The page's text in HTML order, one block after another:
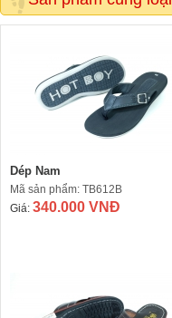
Dép Nam
Mã sản phẩm: TB612B
Giá: 340.000 VNĐ